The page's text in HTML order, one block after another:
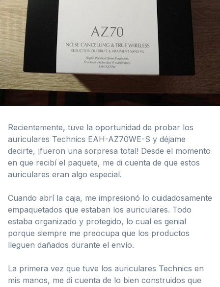
Recientemente, tuve la oportunidad de probar los
auriculares Technics EAH-AZ70WE-S y déjame
decirte, ¡fueron una sorpresa total! Desde el momento
en que recibí el paquete, me di cuenta de que estos
auriculares eran algo especial.
Cuando abrí la caja, me impresionó lo cuidadosamente
empaquetados que estaban los auriculares. Todo
estaba organizado y protegido, lo cual es genial
porque siempre me preocupa que los productos
lleguen dañados durante el envío.
La primera vez que tuve los auriculares Technics en
mis manos, me di cuenta de lo bien construidos que